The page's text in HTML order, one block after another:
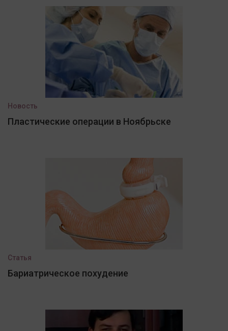
Новость
Пластические операции в Ноябрьске
Статья
Бариатрическое похудение